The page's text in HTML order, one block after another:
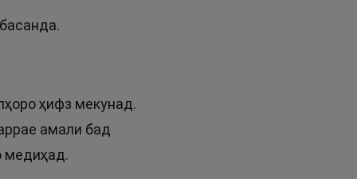
ҳифз мекунад.
амали бад
медиҳад.